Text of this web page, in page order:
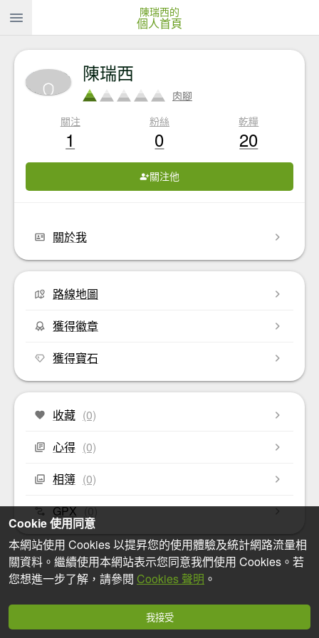
陳瑞西的
個人首頁
陳瑞西
肉腳
關注
1
粉絲
0
乾糧
20
關注他
關於我
路線地圖
獲得徽章
獲得寶石
收藏 (0)
心得 (0)
相簿 (0)
GPX (0)
Cookie 使用同意
本網站使用 Cookies 以提昇您的使用體驗及統計網路流量相
關資料。繼續使用本網站表示您同意我們使用 Cookies。若
您想進一步了解，請參閱 Cookies 聲明 。
我接受